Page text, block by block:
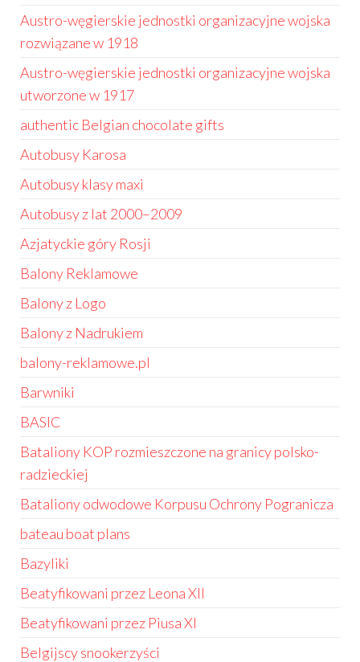
Austro-węgierskie jednostki organizacyjne wojska
rozwiązane w 1918
Austro-węgierskie jednostki organizacyjne wojska
utworzone w 1917
authentic Belgian chocolate gifts
Autobusy Karosa
Autobusy klasy maxi
Autobusy z lat 2000–2009
Azjatyckie góry Rosji
Balony Reklamowe
Balony z Logo
Balony z Nadrukiem
balony-reklamowe.pl
Barwniki
BASIC
Bataliony KOP rozmieszczone na granicy polsko-
radzieckiej
Bataliony odwodowe Korpusu Ochrony Pogranicza
bateau boat plans
Bazyliki
Beatyfikowani przez Leona XII
Beatyfikowani przez Piusa XI
Belgijscy snookerzyści